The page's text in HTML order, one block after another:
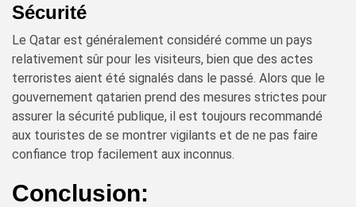
Sécurité
Le Qatar est généralement considéré comme un pays
relativement sûr pour les visiteurs, bien que des actes
terroristes aient été signalés dans le passé. Alors que le
gouvernement qatarien prend des mesures strictes pour
assurer la sécurité publique, il est toujours recommandé
aux touristes de se montrer vigilants et de ne pas faire
confiance trop facilement aux inconnus.
Conclusion: